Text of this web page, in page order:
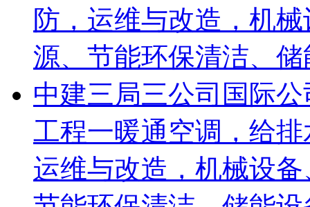
防，运维与改造，机
源、节能环保清洁、
中建三局三公司国际
工程一暖通空调，给
运维与改造，机械设